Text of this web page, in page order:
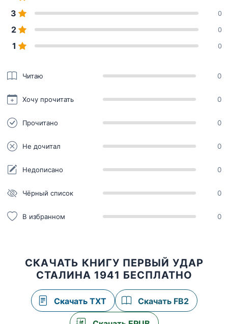
3 0
2 0
1 0
Читаю 0
Хочу прочитать 0
Прочитано 0
Не дочитал 0
Недописано 0
Чёрный список 0
В избранном 0
СКАЧАТЬ КНИГУ ПЕРВЫЙ УДАР
СТАЛИНА 1941 БЕСПЛАТНО
Скачать TXT Скачать FB2